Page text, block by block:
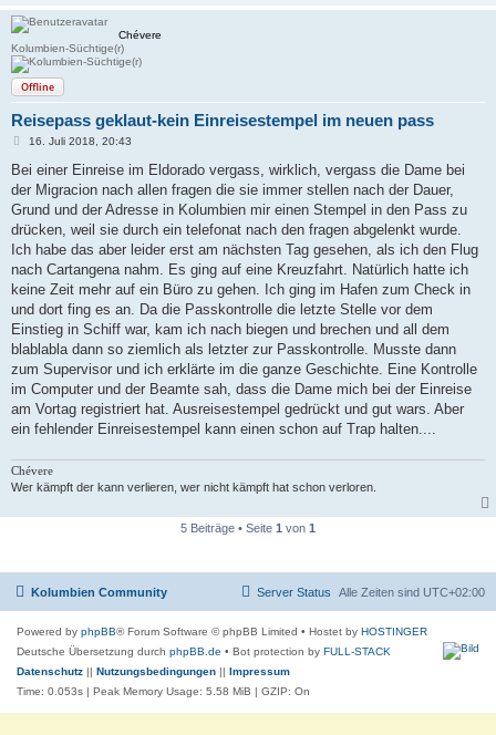
Chévere
Kolumbien-Süchtige(r)
Offline
Reisepass geklaut-kein Einreisestempel im neuen pass
B
i
r
a
16. Juli 2018, 20:43
Bei einer Einreise im Eldorado vergass, wirklich, vergass die Dame bei
der Migracion nach allen fragen die sie immer stellen nach der Dauer,
Grund und der Adresse in Kolumbien mir einen Stempel in den Pass zu
drücken, weil sie durch ein telefonat nach den fragen abgelenkt wurde.
Ich habe das aber leider erst am nächsten Tag gesehen, als ich den Flug
nach Cartangena nahm. Es ging auf eine Kreuzfahrt. Natürlich hatte ich
keine Zeit mehr auf ein Büro zu gehen. Ich ging im Hafen zum Check in
und dort fing es an. Da die Passkontrolle die letzte Stelle vor dem
Einstieg in Schiff war, kam ich nach biegen und brechen und all dem
blablabla dann so ziemlich als letzter zur Passkontrolle. Musste dann
zum Supervisor und ich erklärte im die ganze Geschichte. Eine Kontrolle
im Computer und der Beamte sah, dass die Dame mich bei der Einreise
am Vortag registriert hat. Ausreisestempel gedrückt und gut wars. Aber
ein fehlender Einreisestempel kann einen schon auf Trap halten....
Chévere
Wer kämpft der kann verlieren, wer nicht kämpft hat schon verloren.
5 Beiträge • Seite 1 von 1
Kolumbien Community Alle Zeiten sind UTC+02:00
Server Status
Powered by phpBB® Forum Software © phpBB Limited • Hostet by HOSTINGER
Deutsche Übersetzung durch phpBB.de • Bot protection by FULL-STACK
Datenschutz || Nutzungsbedingungen || Impressum
Time: 0.053s | Peak Memory Usage: 5.58 MiB | GZIP: On